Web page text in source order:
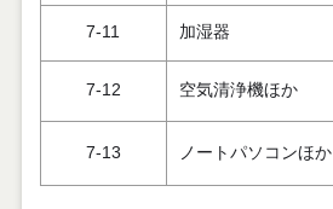
7-11 加湿器
7-12 空気清浄機ほか
7-13 ノートパソコンほか